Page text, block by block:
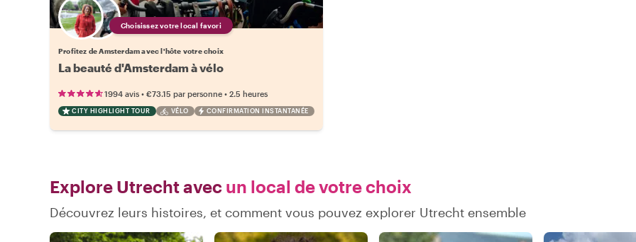
Choisissez votre local favori
Profitez de Amsterdam avec l'hôte votre choix
La beauté d'Amsterdam à vélo
1994 avis • €73.15 par personne • 2.5 heures
CITY HIGHLIGHT TOUR VÉLO CONFIRMATION INSTANTANÉE
Explore Utrecht avec un local de votre choix
Découvrez leurs histoires, et comment vous pouvez explorer Utrecht ensemble